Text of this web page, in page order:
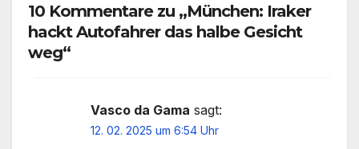
10 Kommentare zu „München: Iraker
hackt Autofahrer das halbe Gesicht
weg“
Vasco da Gama sagt:
12. 02. 2025 um 6:54 Uhr